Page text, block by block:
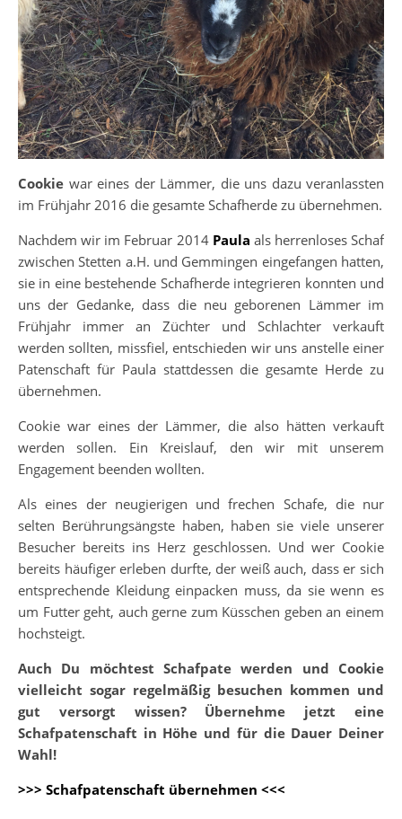
Cookie war eines der Lämmer, die uns dazu veranlassten
im Frühjahr 2016 die gesamte Schafherde zu übernehmen.
Nachdem wir im Februar 2014 Paula als herrenloses Schaf
zwischen Stetten a.H. und Gemmingen eingefangen hatten,
sie in eine bestehende Schafherde integrieren konnten und
uns der Gedanke, dass die neu geborenen Lämmer im
Frühjahr immer an Züchter und Schlachter verkauft
werden sollten, missfiel, entschieden wir uns anstelle einer
Patenschaft für Paula stattdessen die gesamte Herde zu
übernehmen.
Cookie war eines der Lämmer, die also hätten verkauft
werden sollen. Ein Kreislauf, den wir mit unserem
Engagement beenden wollten.
Als eines der neugierigen und frechen Schafe, die nur
selten Berührungsängste haben, haben sie viele unserer
Besucher bereits ins Herz geschlossen. Und wer Cookie
bereits häufiger erleben durfte, der weiß auch, dass er sich
entsprechende Kleidung einpacken muss, da sie wenn es
um Futter geht, auch gerne zum Küsschen geben an einem
hochsteigt.
Auch Du möchtest Schafpate werden und Cookie
vielleicht sogar regelmäßig besuchen kommen und
gut versorgt wissen? Übernehme jetzt eine
Schafpatenschaft in Höhe und für die Dauer Deiner
Wahl!
>>> Schafpatenschaft übernehmen <<<